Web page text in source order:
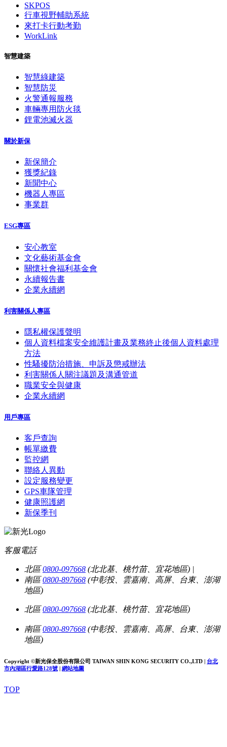
SKPOS
行車視野輔助系統
來打卡行動考勤
WorkLink
智慧建築
智慧綠建築
智慧防災
火警通報服務
車輛專用防火毯
鋰電池滅火器
關於新保
新保簡介
獲獎紀錄
新聞中心
機器人專區
事業群
ESG專區
安心教室
文化藝術基金會
關懷社會福利基金會
永續報告書
企業永續網
利害關係人專區
隱私權保護聲明
個人資料檔案安全維護計畫及業務終止後個人資料處理
方法
性騷擾防治措施、申訴及懲戒辦法
利害關係人關注議題及溝通管道
職業安全與健康
企業永續網
用戶專區
客戶查詢
帳單繳費
監控網
聯絡人異動
設定服務變更
GPS車隊管理
健康照護網
新保季刊
客服電話
北區0800-097668 (北北基、桃竹苗、宜花地區) |
南區0800-897668 (中彰投、雲嘉南、高屏、台東、澎湖
地區)
北區0800-097668 (北北基、桃竹苗、宜花地區)
南區0800-897668 (中彰投、雲嘉南、高屏、台東、澎湖
地區)
Copyright ©新光保全股份有限公司 TAIWAN SHIN KONG SECURITY CO.,LTD | 台北
市內湖區行愛路128號 | 網站地圖
TOP